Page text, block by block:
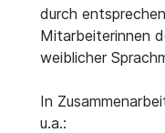
durch
Mitarbeiterinnen
weiblicher
In
u.a.: